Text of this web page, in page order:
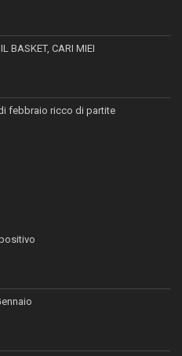
BASKET, CARI MIEI
febbraio ricco di partite